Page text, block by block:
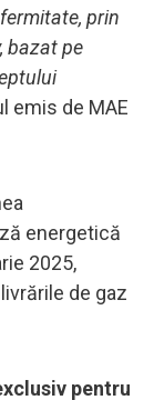
prin
bazat pe
emis de MAE
energetică
2025,
de gaz
pentru